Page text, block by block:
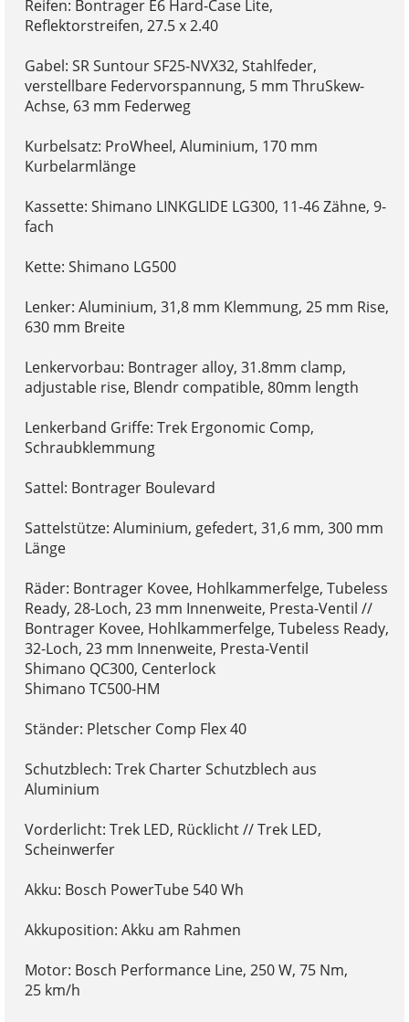
Reifen: Bontrager E6 Hard-Case Lite,
Reflektorstreifen, 27.5 x 2.40
Gabel: SR Suntour SF25-NVX32, Stahlfeder,
verstellbare Federvorspannung, 5 mm ThruSkew-
Achse, 63 mm Federweg
Kurbelsatz: ProWheel, Aluminium, 170 mm
Kurbelarmlänge
Kassette: Shimano LINKGLIDE LG300, 11-46 Zähne, 9-
fach
Kette: Shimano LG500
Lenker: Aluminium, 31,8 mm Klemmung, 25 mm Rise,
630 mm Breite
Lenkervorbau: Bontrager alloy, 31.8mm clamp,
adjustable rise, Blendr compatible, 80mm length
Lenkerband Griffe: Trek Ergonomic Comp,
Schraubklemmung
Sattel: Bontrager Boulevard
Sattelstütze: Aluminium, gefedert, 31,6 mm, 300 mm
Länge
Räder: Bontrager Kovee, Hohlkammerfelge, Tubeless
Ready, 28-Loch, 23 mm Innenweite, Presta-Ventil //
Bontrager Kovee, Hohlkammerfelge, Tubeless Ready,
32-Loch, 23 mm Innenweite, Presta-Ventil
Shimano QC300, Centerlock
Shimano TC500-HM
Ständer: Pletscher Comp Flex 40
Schutzblech: Trek Charter Schutzblech aus
Aluminium
Vorderlicht: Trek LED, Rücklicht // Trek LED,
Scheinwerfer
Akku: Bosch PowerTube 540 Wh
Akkuposition: Akku am Rahmen
Motor: Bosch Performance Line, 250 W, 75 Nm,
25 km/h